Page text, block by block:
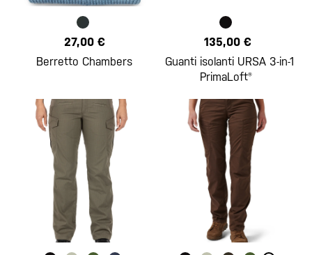
27,00 €
Berretto Chambers
135,00 €
Guanti isolanti URSA 3-in-1
PrimaLoft®